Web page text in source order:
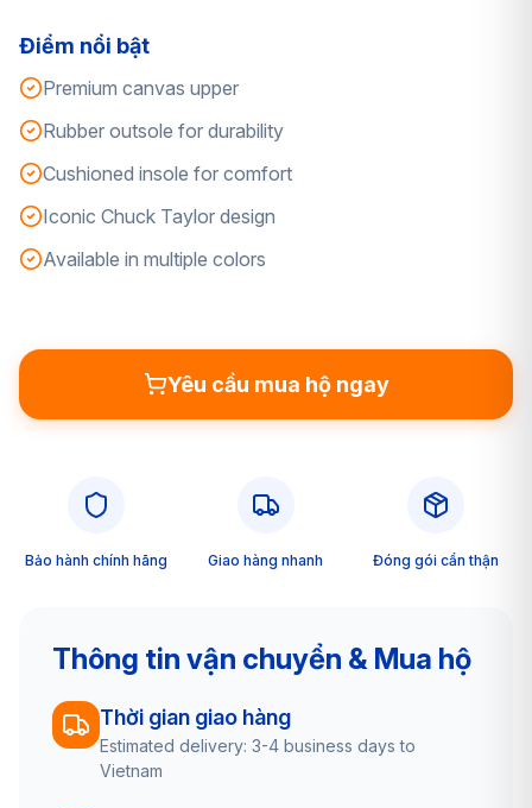
Điểm nổi bật
Premium canvas upper
Rubber outsole for durability
Cushioned insole for comfort
Iconic Chuck Taylor design
Available in multiple colors
Yêu cầu mua hộ ngay
Bảo hành chính hãng Giao hàng nhanh Đóng gói cẩn thận
Thông tin vận chuyển & Mua hộ
Thời gian giao hàng
Estimated delivery: 3-4 business days to
Vietnam